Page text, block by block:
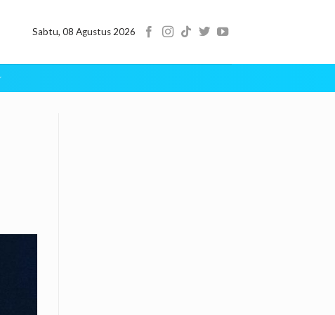
Sabtu, 08 Agustus 2026